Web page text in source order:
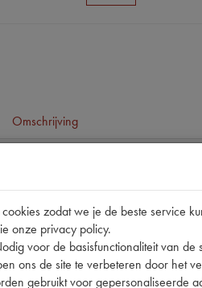
Omschrijving
zodat we je de beste service
onze privacy policy.
voor de basisfunctionaliteit van de
ons de site te verbeteren door het
gebruikt voor gepersonaliseerde